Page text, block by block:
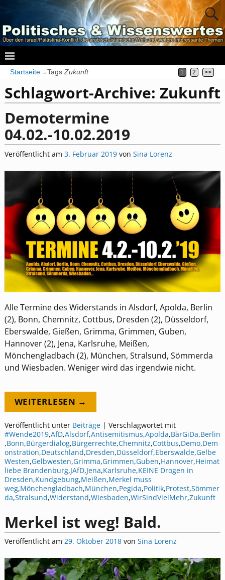
Startseite→Tags Zukunft 1 2 >>
Schlagwort-Archive: Zukunft
Demotermine
04.02.-10.02.2019
Veröffentlicht am 3. Februar 2019 von Sina Lorenz
Alle Termine des Widerstands in Alsdorf, Apolda, Berlin
(2), Bonn, Chemnitz, Cottbus, Dresden (2), Düsseldorf,
Eberswalde, Gießen, Grimma, Grimmen, Guben,
Hannover (2), Jena, Karlsruhe, Meißen,
Mönchengladbach (2), München, Stralsund, Sömmerda
und Wiesbaden. Weniger wird das irgendwie nicht.
WEITERLESEN →
Veröffentlicht unter Beiträge| Verschlagwortet mit
#Wende2019,AfD,Alsdorf,Antisemitismus,Apolda,BärGiDa,Berlin
,Bonn,Bürgerdialog,Bürgerrechte,Chemnitz,Cottbus,Demo,Dem
onstration,Deutschland,Dresden,Düsseldorf,Eberswalde,Gelbe
Westen,Gelbwesten,Grimma,Grimmen,Guben,Hannover,Heimat
liebe Brandenburg,JAfD,Jena,Karlsruhe,KEINE Drogen in
Dresden,Kundgebung,Meißen,Merkel muss
weg,Mönchengladbach,München,Pegida,Politik,Protest,Sömmer
da,Stralsund,Widerstand,Wiesbaden,WirSindVielMehr,Zukunft
Merkel ist weg! Bald.
Veröffentlicht am 29. Oktober 2018 von Sina Lorenz